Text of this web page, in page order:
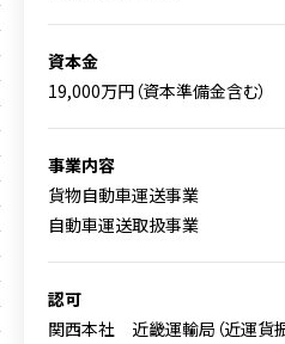
資本金
19,000万円（資本準備金含む）
事業内容
貨物自動車運送事業
自動車運送取扱事業
認可
関西本社 近畿運輸局（近運貨